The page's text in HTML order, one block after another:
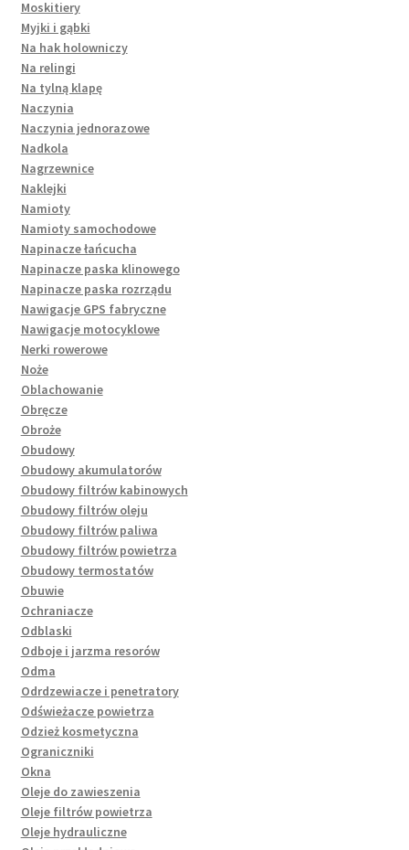
Moskitiery
Myjki i gąbki
Na hak holowniczy
Na relingi
Na tylną klapę
Naczynia
Naczynia jednorazowe
Nadkola
Nagrzewnice
Naklejki
Namioty
Namioty samochodowe
Napinacze łańcucha
Napinacze paska klinowego
Napinacze paska rozrządu
Nawigacje GPS fabryczne
Nawigacje motocyklowe
Nerki rowerowe
Noże
Oblachowanie
Obręcze
Obroże
Obudowy
Obudowy akumulatorów
Obudowy filtrów kabinowych
Obudowy filtrów oleju
Obudowy filtrów paliwa
Obudowy filtrów powietrza
Obudowy termostatów
Obuwie
Ochraniacze
Odblaski
Odboje i jarzma resorów
Odma
Odrdzewiacze i penetratory
Odświeżacze powietrza
Odzież kosmetyczna
Ograniczniki
Okna
Oleje do zawieszenia
Oleje filtrów powietrza
Oleje hydrauliczne